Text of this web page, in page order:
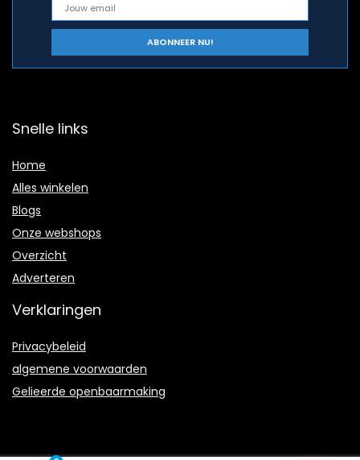
Snelle links
Home
Alles winkelen
Blogs
Onze webshops
Overzicht
Adverteren
Verklaringen
Privacybeleid
algemene voorwaarden
Gelieerde openbaarmaking